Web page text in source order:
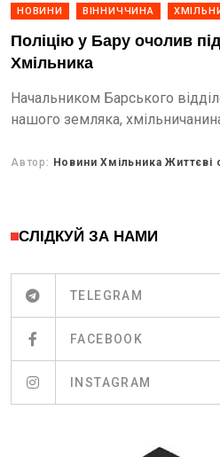
НОВИНИ ВІННИЧЧИНА
Поліцію у Бару очолив
Хмільника
Начальником Барського
нашого земляка,
Автор: Новини Хмільника Життєві
СЛІДКУЙ ЗА НАМИ
TELEGRAM
FACEBOOK
INSTAGRAM